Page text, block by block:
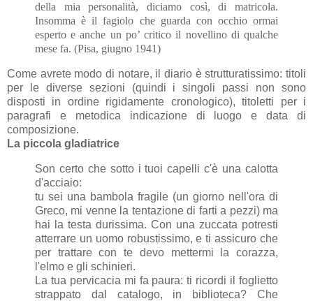
della mia personalità, diciamo così, di matricola.
Insomma è il fagiolo che guarda con occhio ormai
esperto e anche un po’ critico il novellino di qualche
mese fa. (Pisa, giugno 1941)
Come avrete modo di notare, il diario è strutturatissimo: titoli
per le diverse sezioni (quindi i singoli passi non sono
disposti in ordine rigidamente cronologico), titoletti per i
paragrafi e metodica indicazione di luogo e data di
composizione.
La piccola gladiatrice
Son certo che sotto i tuoi capelli c'è una calotta
d'acciaio:
tu sei una bambola fragile (un giorno nell'ora di
Greco, mi venne la tentazione di farti a pezzi) ma
hai la testa durissima. Con una zuccata potresti
atterrare un uomo robustissimo, e ti assicuro che
per trattare con te devo mettermi la corazza,
l'elmo e gli schinieri.
La tua pervicacia mi fa paura: ti ricordi il foglietto
strappato dal catalogo, in biblioteca? Che